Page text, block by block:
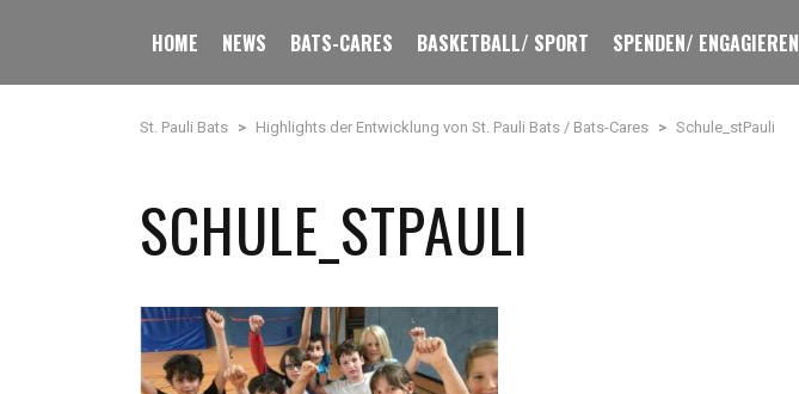
HOME NEWS BATS-CARES BASKETBALL/ SPORT SPENDEN/ ENGAGIEREN
St. Pauli Bats > Highlights der Entwicklung von St. Pauli Bats / Bats-Cares > Schule_stPauli
SCHULE_STPAULI